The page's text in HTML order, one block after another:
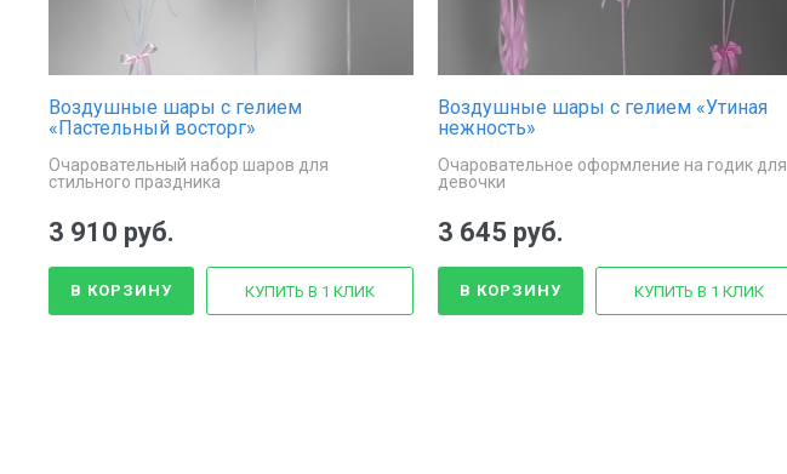
Воздушные шары с гелием
«Пастельный восторг»
Очаровательный набор шаров для
стильного праздника
3 910 руб.
В КОРЗИНУ КУПИТЬ В 1 КЛИК
Воздушные шары с гелием «Утиная
нежность»
Очаровательное оформление на годик для
девочки
3 645 руб.
В КОРЗИНУ КУПИТЬ В 1 КЛИК